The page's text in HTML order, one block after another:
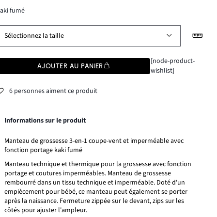
fumé
Sélectionnez la taille
AJOUTER AU PANIER
[node-product-
wishlist]
6 personnes aiment ce produit
Informations sur le produit
Manteau de grossesse 3-en-1 coupe-vent et imperméable avec
fonction portage kaki fumé
Manteau technique et thermique pour la grossesse avec fonction
portage et coutures imperméables. Manteau de grossesse
rembourré dans un tissu technique et imperméable. Doté d'un
empiècement pour bébé, ce manteau peut également se porter
après la naissance. Fermeture zippée sur le devant, zips sur les
côtés pour ajuster l'ampleur.